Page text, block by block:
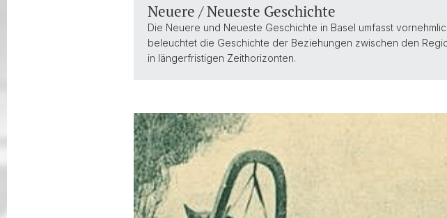
Neuere / Neueste Geschichte
Die Neuere und Neueste Geschichte in Basel umfasst
beleuchtet die Geschichte der Beziehungen zwischen den
in längerfristigen Zeithorizonten.